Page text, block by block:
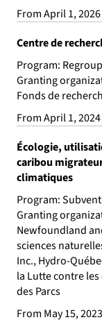
From April 1,
Centre de
Program:
Granting
Fonds de
From April 1,
Écologie,
caribou
climatiques
Program:
Granting
Newfoundland
sciences
Inc., Hydro-
la Lutte contre
des Parcs
From May 15,